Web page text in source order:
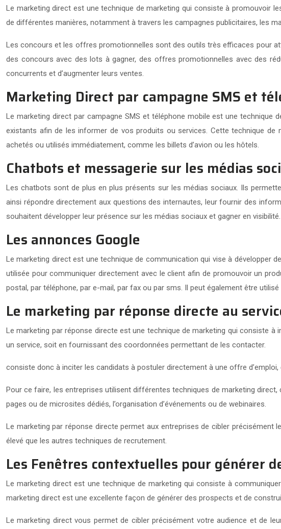
Le marketing direct est une technique de marketing qui consiste à promouvoir
de différentes manières, notamment à travers les campagnes publicitaires, les
Les concours et les offres promotionnelles sont des outils très efficaces pour
des concours avec des lots à gagner, des offres promotionnelles avec des
concurrents et d’augmenter leurs ventes.
Marketing Direct par campagne SMS et
Le marketing direct par campagne SMS et téléphone mobile est une
existants afin de les informer de vos produits ou services. Cette technique
achetés ou utilisés immédiatement, comme les billets d’avion ou les hôtels.
Chatbots et messagerie sur les médias
Les chatbots sont de plus en plus présents sur les médias sociaux. Ils
ainsi répondre directement aux questions des internautes, leur fournir des
souhaitent développer leur présence sur les médias sociaux et gagner en visibilité.
Les annonces Google
Le marketing direct est une technique de communication qui vise à développer
utilisée pour communiquer directement avec le client afin de promouvoir un
postal, par téléphone, par e-mail, par fax ou par sms. Il peut également être
Le marketing par réponse directe au
Le marketing par réponse directe est une technique de marketing qui consiste
un service, soit en fournissant des coordonnées permettant de les contacter.
consiste donc à inciter les candidats à postuler directement à une offre
Pour ce faire, les entreprises utilisent différentes techniques de marketing
pages ou de microsites dédiés, l’organisation d’événements ou de webinaires.
Le marketing par réponse directe permet aux entreprises de cibler
élevé que les autres techniques de recrutement.
Les Fenêtres contextuelles pour générer
Le marketing direct est une technique de marketing qui consiste à
marketing direct est une excellente façon de générer des prospects et de
Le marketing direct vous permet de cibler précisément votre audience et de